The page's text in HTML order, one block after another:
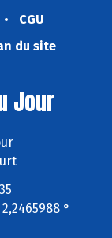
CGU
du site
Jour
°